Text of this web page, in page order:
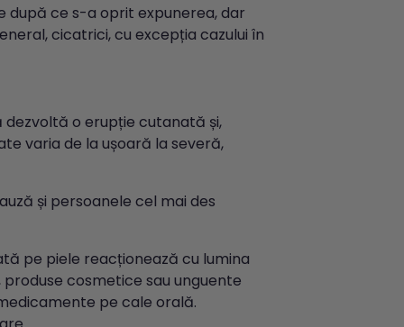
după ce s-a oprit expunerea, dar
cicatrici, cu excepția cazului în
o erupție cutanată și,
varia de la ușoară la severă,
și persoanele cel mai des
pe piele reacționează cu lumina
cosmetice sau unguente
pe cale orală.